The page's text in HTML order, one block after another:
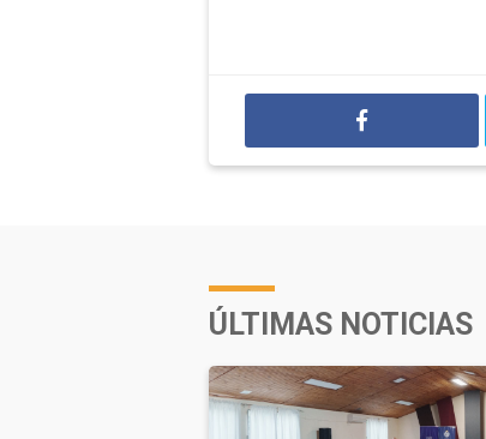
ÚLTIMAS NOTICIAS